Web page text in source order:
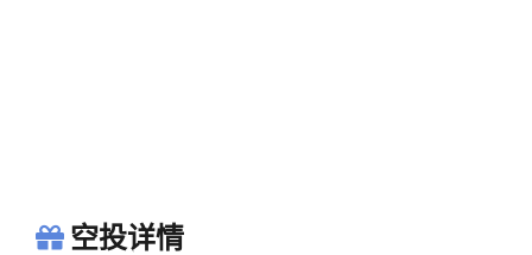
空投详情